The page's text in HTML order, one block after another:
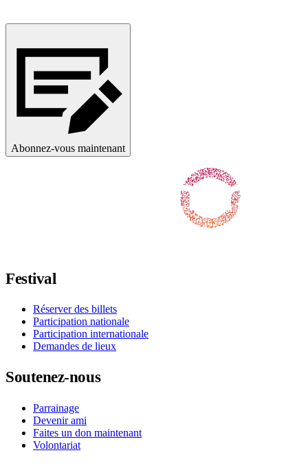
Abonnez-vous maintenant
Festival
Réserver des billets
Participation nationale
Participation internationale
Demandes de lieux
Soutenez-nous
Parrainage
Devenir ami
Faites un don maintenant
Volontariat